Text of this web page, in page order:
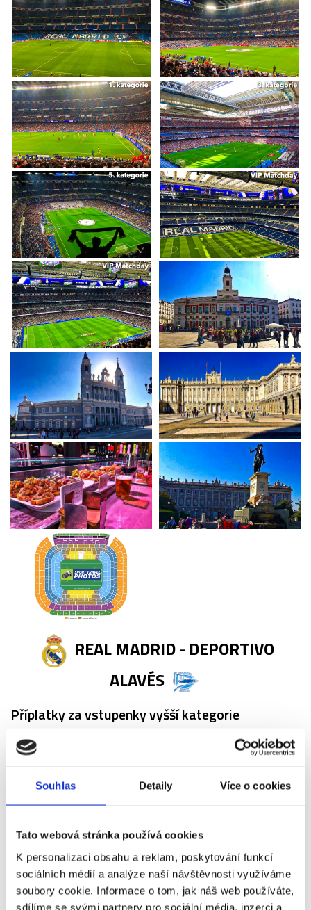
Souhlas Detaily Více o cookies
Tato webová stránka používá cookies
K personalizaci obsahu a reklam, poskytování funkcí
sociálních médií a analýze naší návštěvnosti využíváme
soubory cookie. Informace o tom, jak náš web používáte,
sdílíme se svými partnery pro sociální média, inzerci a
REAL MADRID - DEPORTIVO
ALAVÉS
Příplatky za vstupenky vyšší kategorie
Název Příplatek
Real Madrid -
Deportivo Alavés -
6. kategorie
+0 Kč
Real Madrid -
Deportivo Alavés -
6. kategorie (sezení
ve trojici)
+600 Kč